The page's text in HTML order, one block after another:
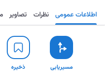
مسیریابی ذخیره اطلاعات عمومی نظرات تصاویر
مسیریابی ذخیره